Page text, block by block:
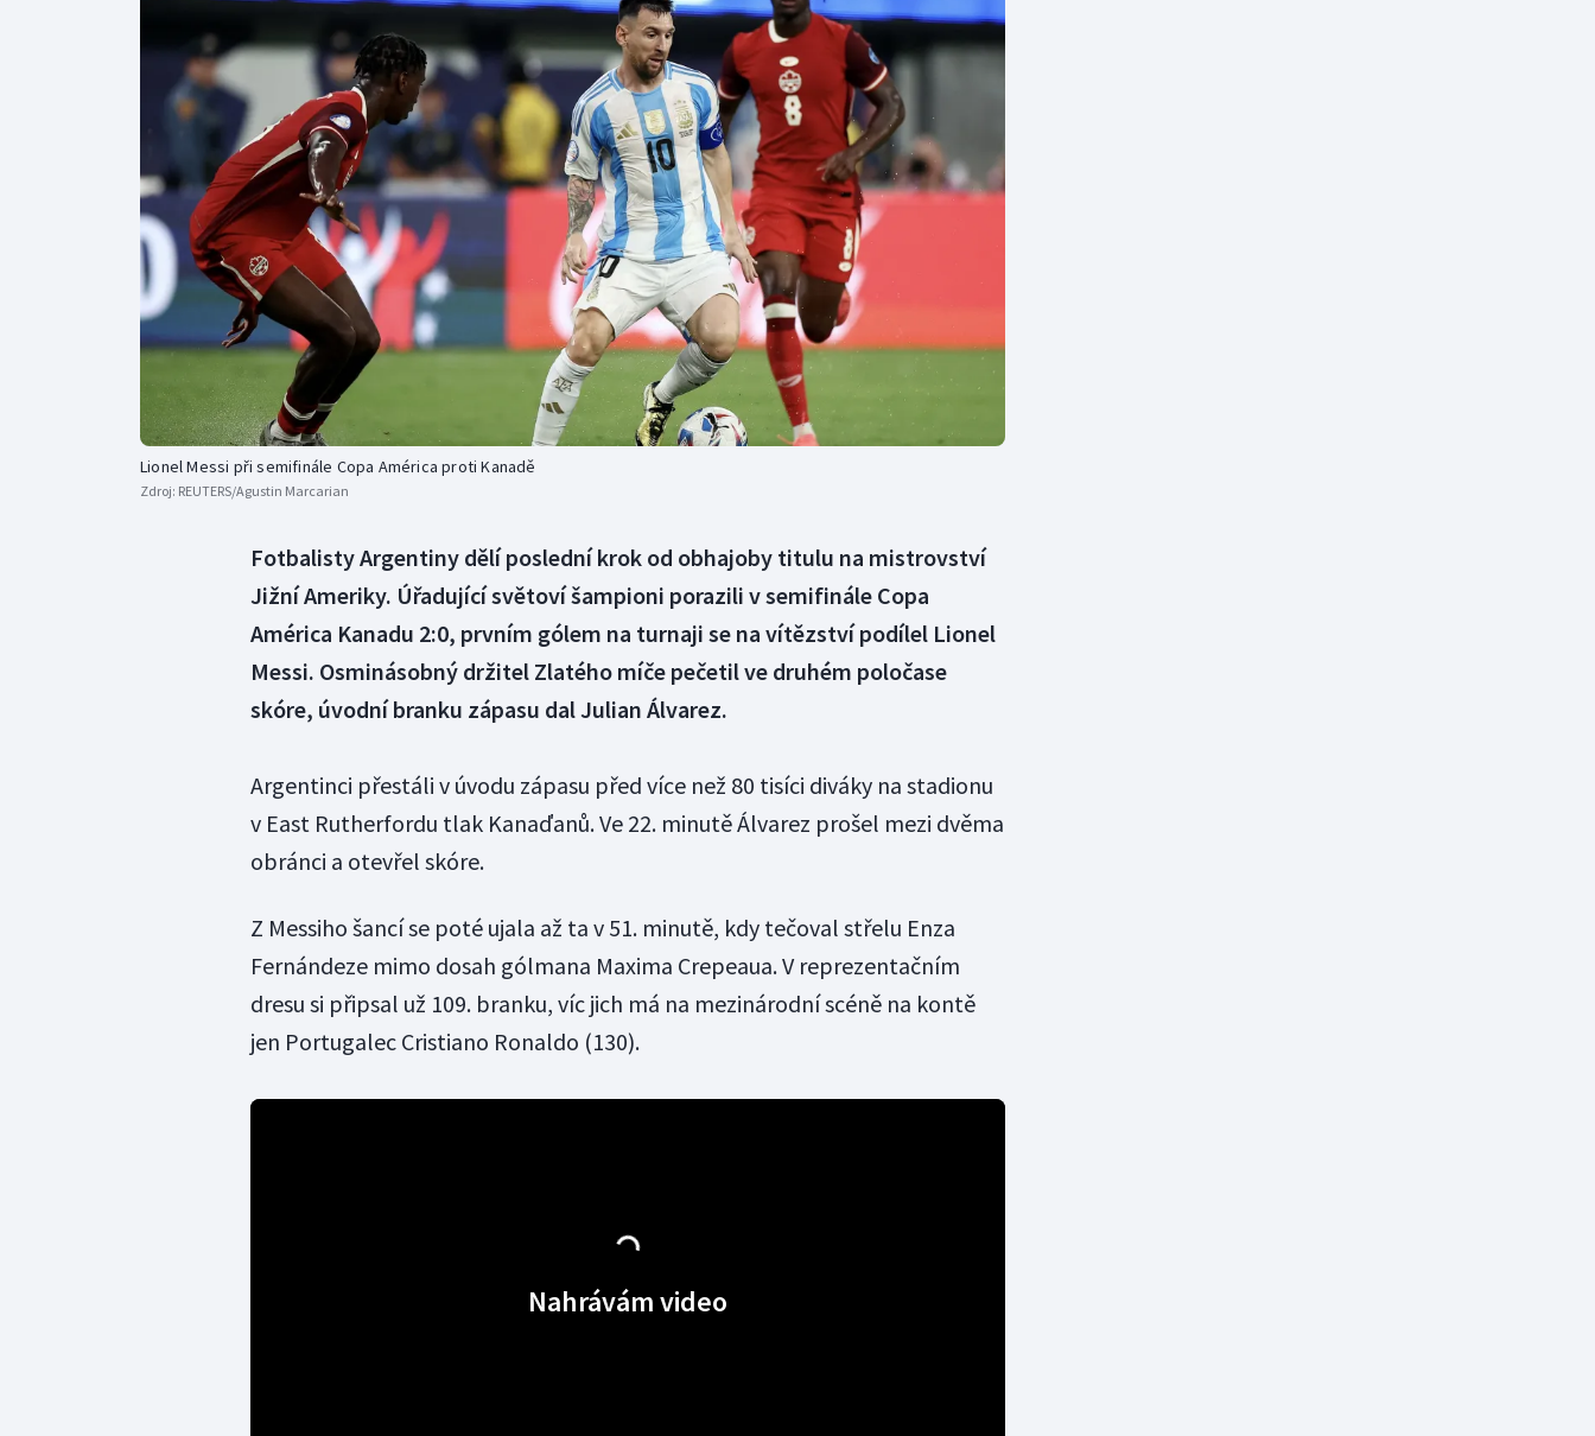
Curling
Dostihy
Florbal
Futsal
Golf
Gymnastika
Moderní pětiboj
Motorsport
Olympijské hry
Parasport
Plavání
Plážový volejbal
Veslování
Vodní slalom
Volejbal
Ostatní
Lionel Messi při semifinále Copa América proti Kanadě
Zdroj: REUTERS/Agustin Marcarian
Fotbalisty Argentiny dělí poslední krok od obhajoby titulu na mistrovství
Jižní Ameriky. Úřadující světoví šampioni porazili v semifinále Copa
América Kanadu 2:0, prvním gólem na turnaji se na vítězství podílel Lionel
Messi. Osminásobný držitel Zlatého míče pečetil ve druhém poločase
skóre, úvodní branku zápasu dal Julian Álvarez.
Argentinci přestáli v úvodu zápasu před více než 80 tisíci diváky na stadionu
v East Rutherfordu tlak Kanaďanů. Ve 22. minutě Álvarez prošel mezi dvěma
obránci a otevřel skóre.
Z Messiho šancí se poté ujala až ta v 51. minutě, kdy tečoval střelu Enza
Fernándeze mimo dosah gólmana Maxima Crepeaua. V reprezentačním
dresu si připsal už 109. branku, víc jich má na mezinárodní scéně na kontě
jen Portugalec Cristiano Ronaldo (130).
Nahrávám video